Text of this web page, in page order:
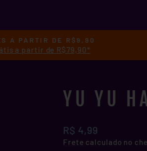
slideshow
A PARTIR DE R$9,90
a partir de R$79,90*
YU YU
Preço
normal
R$ 4,99
Frete calculado no